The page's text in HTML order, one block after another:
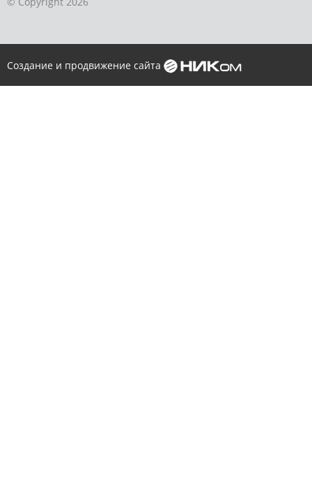
Создание и продвижение сайта